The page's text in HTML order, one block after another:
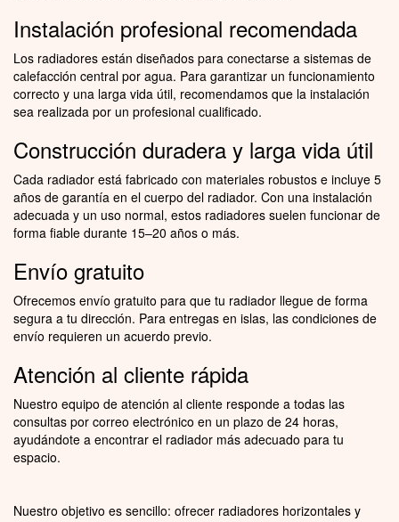
Instalación profesional recomendada
Los radiadores están diseñados para conectarse a sistemas de
calefacción central por agua. Para garantizar un funcionamiento
correcto y una larga vida útil, recomendamos que la instalación
sea realizada por un profesional cualificado.
Construcción duradera y larga vida útil
Cada radiador está fabricado con materiales robustos e incluye 5
años de garantía en el cuerpo del radiador. Con una instalación
adecuada y un uso normal, estos radiadores suelen funcionar de
forma fiable durante 15–20 años o más.
Envío gratuito
Ofrecemos envío gratuito para que tu radiador llegue de forma
segura a tu dirección. Para entregas en islas, las condiciones de
envío requieren un acuerdo previo.
Atención al cliente rápida
Nuestro equipo de atención al cliente responde a todas las
consultas por correo electrónico en un plazo de 24 horas,
ayudándote a encontrar el radiador más adecuado para tu
espacio.
Nuestro objetivo es sencillo: ofrecer radiadores horizontales y